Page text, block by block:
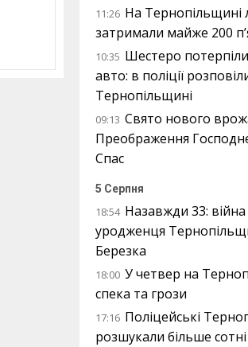
11:26 На Тернопільщині
затримали майже 200
10:35 Шестеро
авто: в поліції
Тернопільщині
09:13 Свято нового
Преображення
Спас
5 Серпня
18:54 Назавжди 33:
уродженця
Березка
18:00 У четвер на
спека та грози
17:16 Поліцейські
розшукали більше сотні